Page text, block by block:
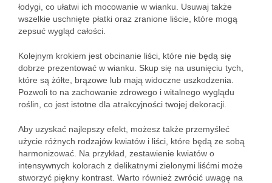
łodygi, co ułatwi ich mocowanie w wianku. Usuwaj także
wszelkie uschnięte płatki oraz zranione liście, które mogą
zepsuć wygląd całości.
Kolejnym krokiem jest obcinanie liści, które nie będą się
dobrze prezentować w wianku. Skup się na usunięciu tych,
które są żółte, brązowe lub mają widoczne uszkodzenia.
Pozwoli to na zachowanie zdrowego i witalnego wyglądu
roślin, co jest istotne dla atrakcyjności twojej dekoracji.
Aby uzyskać najlepszy efekt, możesz także przemyśleć
użycie różnych rodzajów kwiatów i liści, które będą ze sobą
harmonizować. Na przykład, zestawienie kwiatów o
intensywnych kolorach z delikatnymi zielonymi liśćmi może
stworzyć piękny kontrast. Warto również zwrócić uwagę na